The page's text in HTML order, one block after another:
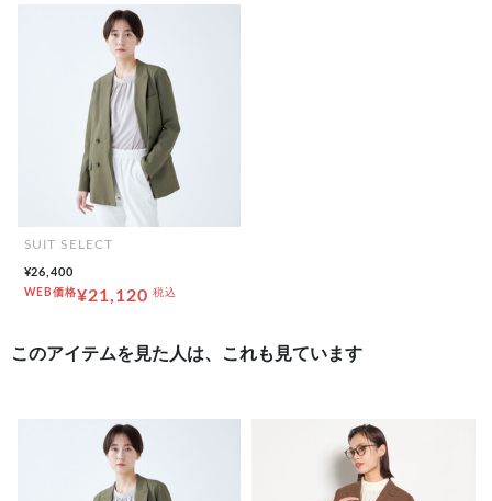
SUIT SELECT
¥26,400
WEB価格¥21,120 税込
このアイテムを見た人は、これも見ています